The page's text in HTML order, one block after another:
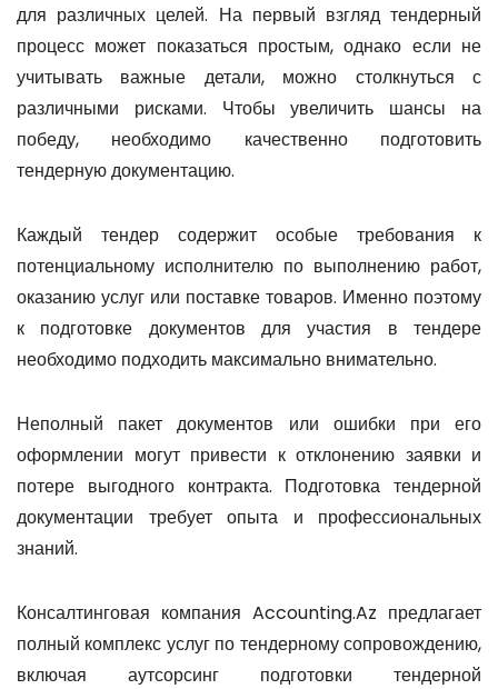
для различных целей. На первый взгляд тендерный
процесс может показаться простым, однако если не
учитывать важные детали, можно столкнуться с
различными рисками. Чтобы увеличить шансы на
победу, необходимо качественно подготовить
тендерную документацию.
Каждый тендер содержит особые требования к
потенциальному исполнителю по выполнению работ,
оказанию услуг или поставке товаров. Именно поэтому
к подготовке документов для участия в тендере
необходимо подходить максимально внимательно.
Неполный пакет документов или ошибки при его
оформлении могут привести к отклонению заявки и
потере выгодного контракта. Подготовка тендерной
документации требует опыта и профессиональных
знаний.
Консалтинговая компания Accounting.Az предлагает
полный комплекс услуг по тендерному сопровождению,
включая аутсорсинг подготовки тендерной